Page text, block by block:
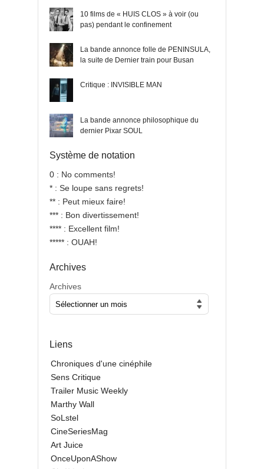
10 films de « HUIS CLOS » à voir (ou
pas) pendant le confinement
La bande annonce folle de PENINSULA,
la suite de Dernier train pour Busan
Critique : INVISIBLE MAN
La bande annonce philosophique du
dernier Pixar SOUL
Système de notation
0 : No comments!
* : Se loupe sans regrets!
** : Peut mieux faire!
*** : Bon divertissement!
**** : Excellent film!
***** : OUAH!
Archives
Archives
Liens
Chroniques d'une cinéphile
Sens Critique
Trailer Music Weekly
Marthy Wall
SoLstel
CineSeriesMag
Art Juice
OnceUponAShow